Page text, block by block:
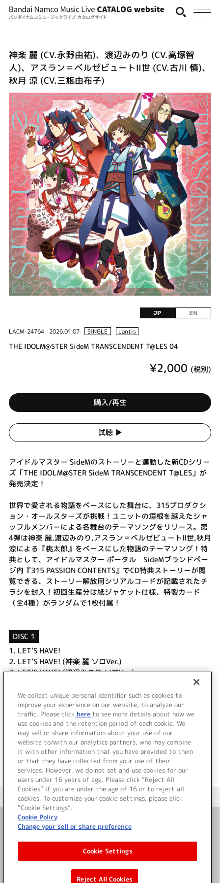
神楽 麗 (CV.永野由祐)、渡辺みのり (CV.高塚智
人)、アスラン＝ベルゼビュートⅡ世 (CV.古川 慎)、
秋月 涼 (CV.三瓶由布子)
JP EN
LACM-24764 2026.01.07 SINGLE Lantis
THE IDOLM@STER SideM TRANSCENDENT T@LES 04
¥2,000 (税別)
購入/再生
試聴 ▶︎
アイドルマスター SideMのストーリーと連動した新CDシリー
ズ「THE IDOLM@STER SideM TRANSCENDENT T@LES」が
発売決定！
世界で愛される物語をベースにした舞台に、315プロダクシ
ョン・オールスターズが挑戦！ユニットの垣根を越えたシャ
ッフルメンバーによる各舞台のテーマソングをリリース。第
4弾は神楽 麗,渡辺みのり,アスラン＝ベルゼビュートⅡ世,秋月
涼による『桃太郎』をベースにした物語のテーマソング！特
典として、アイドルマスター ポータル SideMブランドペー
ジ内『315 PASSION CONTENTS』でCD特典ストーリーが閲
覧できる、ストーリー解放用シリアルコードが記載されたチ
ラシを封入！初回生産分は紙ジャケット仕様、特製カード
（全4種）がランダムで1枚付属！
DISC 1
1. LET'S HAVE!
2. LET'S HAVE! (神楽 麗 ソロVer.)
3.LET'S HAVE! (渡辺みのり ソロVer.)
LET'S HAVE! (アスラン＝ベルゼビュートⅡ世 ソロVer.)
LET'S HAVE! (秋月 涼 ソロVer.)
LET'S HAVE! (Off Vocal)
＜ BACK
＜ カタログサイト トップページへ
お問い合わせ
サイト利用について
We collect unique personal identifier such as cookies to
improve your experience on our website, to analyze our
traffic. Please click here to see more details about how we
use cookies and the retention period of each cookie. We
may sell or share information about your use of our
website to/with our analytics partners, who may combine
it with other information that you have provided to them
or that they have collected from your use of their
services. However, we do not set and use cookies for our
users under 16 years of age. Please click “Reject All
Cookies” if you are under the age of 16 or to reject all
cookies. To customize your cookie settings, please click
“Cookie Settings”.
Cookie Policy
Change your sell or share preference
Cookie Settings
Reject All Cookies